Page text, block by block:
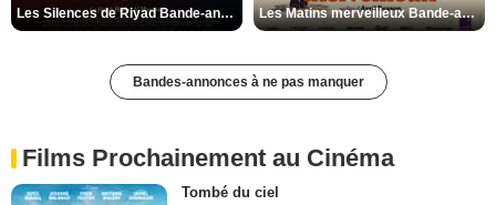
Les Silences de Riyad Bande-annonce VO STFR Les Matins merveilleux Bande-annonce VF
Bandes-annonces à ne pas manquer
Films Prochainement au Cinéma
Tombé du ciel